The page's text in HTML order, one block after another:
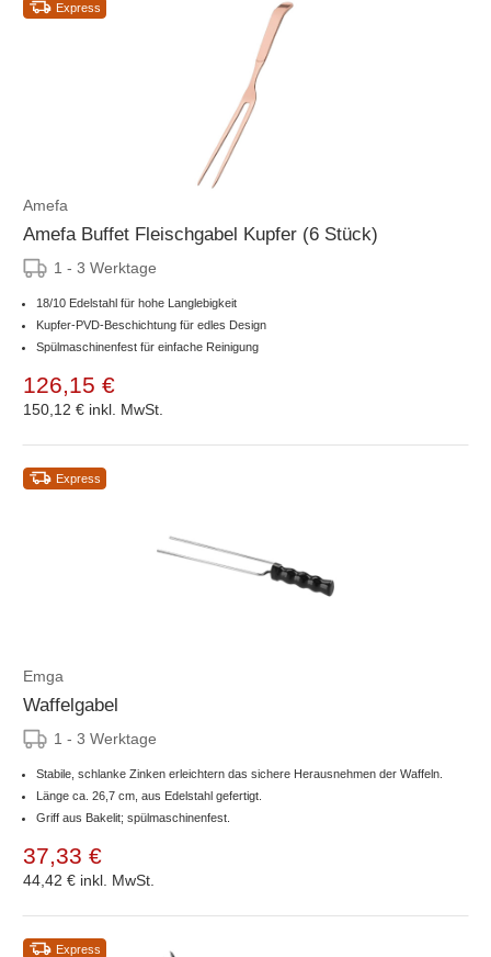
Express
Amefa
Amefa Buffet Fleischgabel Kupfer (6 Stück)
1 - 3 Werktage
18/10 Edelstahl für hohe Langlebigkeit
Kupfer-PVD-Beschichtung für edles Design
Spülmaschinenfest für einfache Reinigung
126,15 €
150,12 € inkl. MwSt.
Express
Emga
Waffelgabel
1 - 3 Werktage
Stabile, schlanke Zinken erleichtern das sichere Herausnehmen der Waffeln.
Länge ca. 26,7 cm, aus Edelstahl gefertigt.
Griff aus Bakelit; spülmaschinenfest.
37,33 €
44,42 € inkl. MwSt.
Express